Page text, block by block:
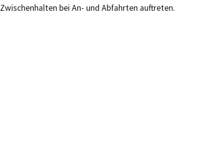
Zwischenhalten bei An- und Abfahrten auftreten.